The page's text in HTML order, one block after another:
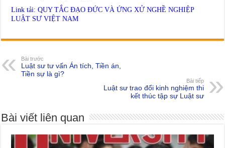
Link tải:QUY TẮC ĐẠO ĐỨC VÀ ỨNG XỬ NGHỀ NGHIỆP
LUẬT SƯ VIỆT NAM
Bài trước
Luật sư tư vấn Án tích, Tiền án,
Tiền sự là gì?
Bài tiếp
Luật sư trao đổi kinh nghiệm thi
kết thúc tập sự Luật sư
Bài viết liên quan